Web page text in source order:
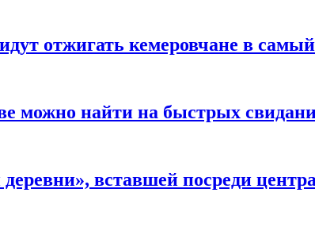
отжигать кемеровчане в
можно найти на быстрых
вставшей посреди